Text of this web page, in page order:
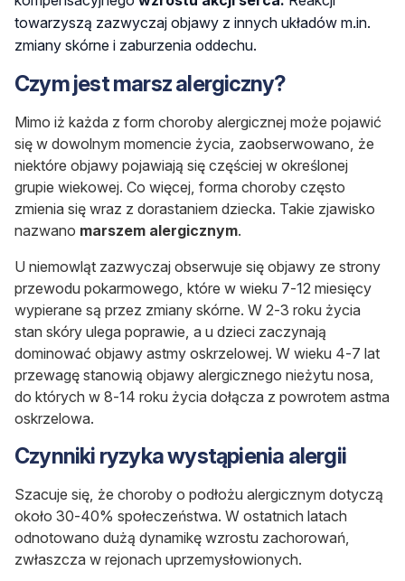
towarzyszą zazwyczaj objawy z innych układów m.in.
zmiany skórne i zaburzenia oddechu.
Czym jest marsz alergiczny?
Mimo iż każda z form choroby alergicznej może pojawić
się w dowolnym momencie życia, zaobserwowano, że
niektóre objawy pojawiają się częściej w określonej
grupie wiekowej. Co więcej, forma choroby często
zmienia się wraz z dorastaniem dziecka. Takie zjawisko
nazwano marszem alergicznym.
U niemowląt zazwyczaj obserwuje się objawy ze strony
przewodu pokarmowego, które w wieku 7-12 miesięcy
wypierane są przez zmiany skórne. W 2-3 roku życia
stan skóry ulega poprawie, a u dzieci zaczynają
dominować objawy astmy oskrzelowej. W wieku 4-7 lat
przewagę stanowią objawy alergicznego nieżytu nosa,
do których w 8-14 roku życia dołącza z powrotem astma
oskrzelowa.
Czynniki ryzyka wystąpienia alergii
Szacuje się, że choroby o podłożu alergicznym dotyczą
około 30-40% społeczeństwa. W ostatnich latach
odnotowano dużą dynamikę wzrostu zachorowań,
zwłaszcza w rejonach uprzemysłowionych.